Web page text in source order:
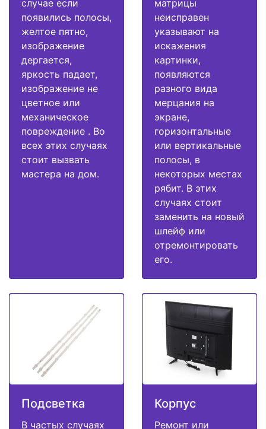
случае если
появились полосы,
желтое пятно,
изображение
дергается,
яркость падает,
изображение не
цветное или
механическое
повреждение . Во
всех этих случаях
стоит вызвать
мастера на дом.
матрицы
неисправен
указывают на
искажения
картинки,
появляются
разного вида
мерцания на
экране,
горизонтальные
или вертикальные
полосы, в
некоторых местах
рябит. В этих
случаях стоит
заменить на новый
шлейф или
отремонтировать
его.
Подсветка
В частых случаях
Корпус
Ремонт или